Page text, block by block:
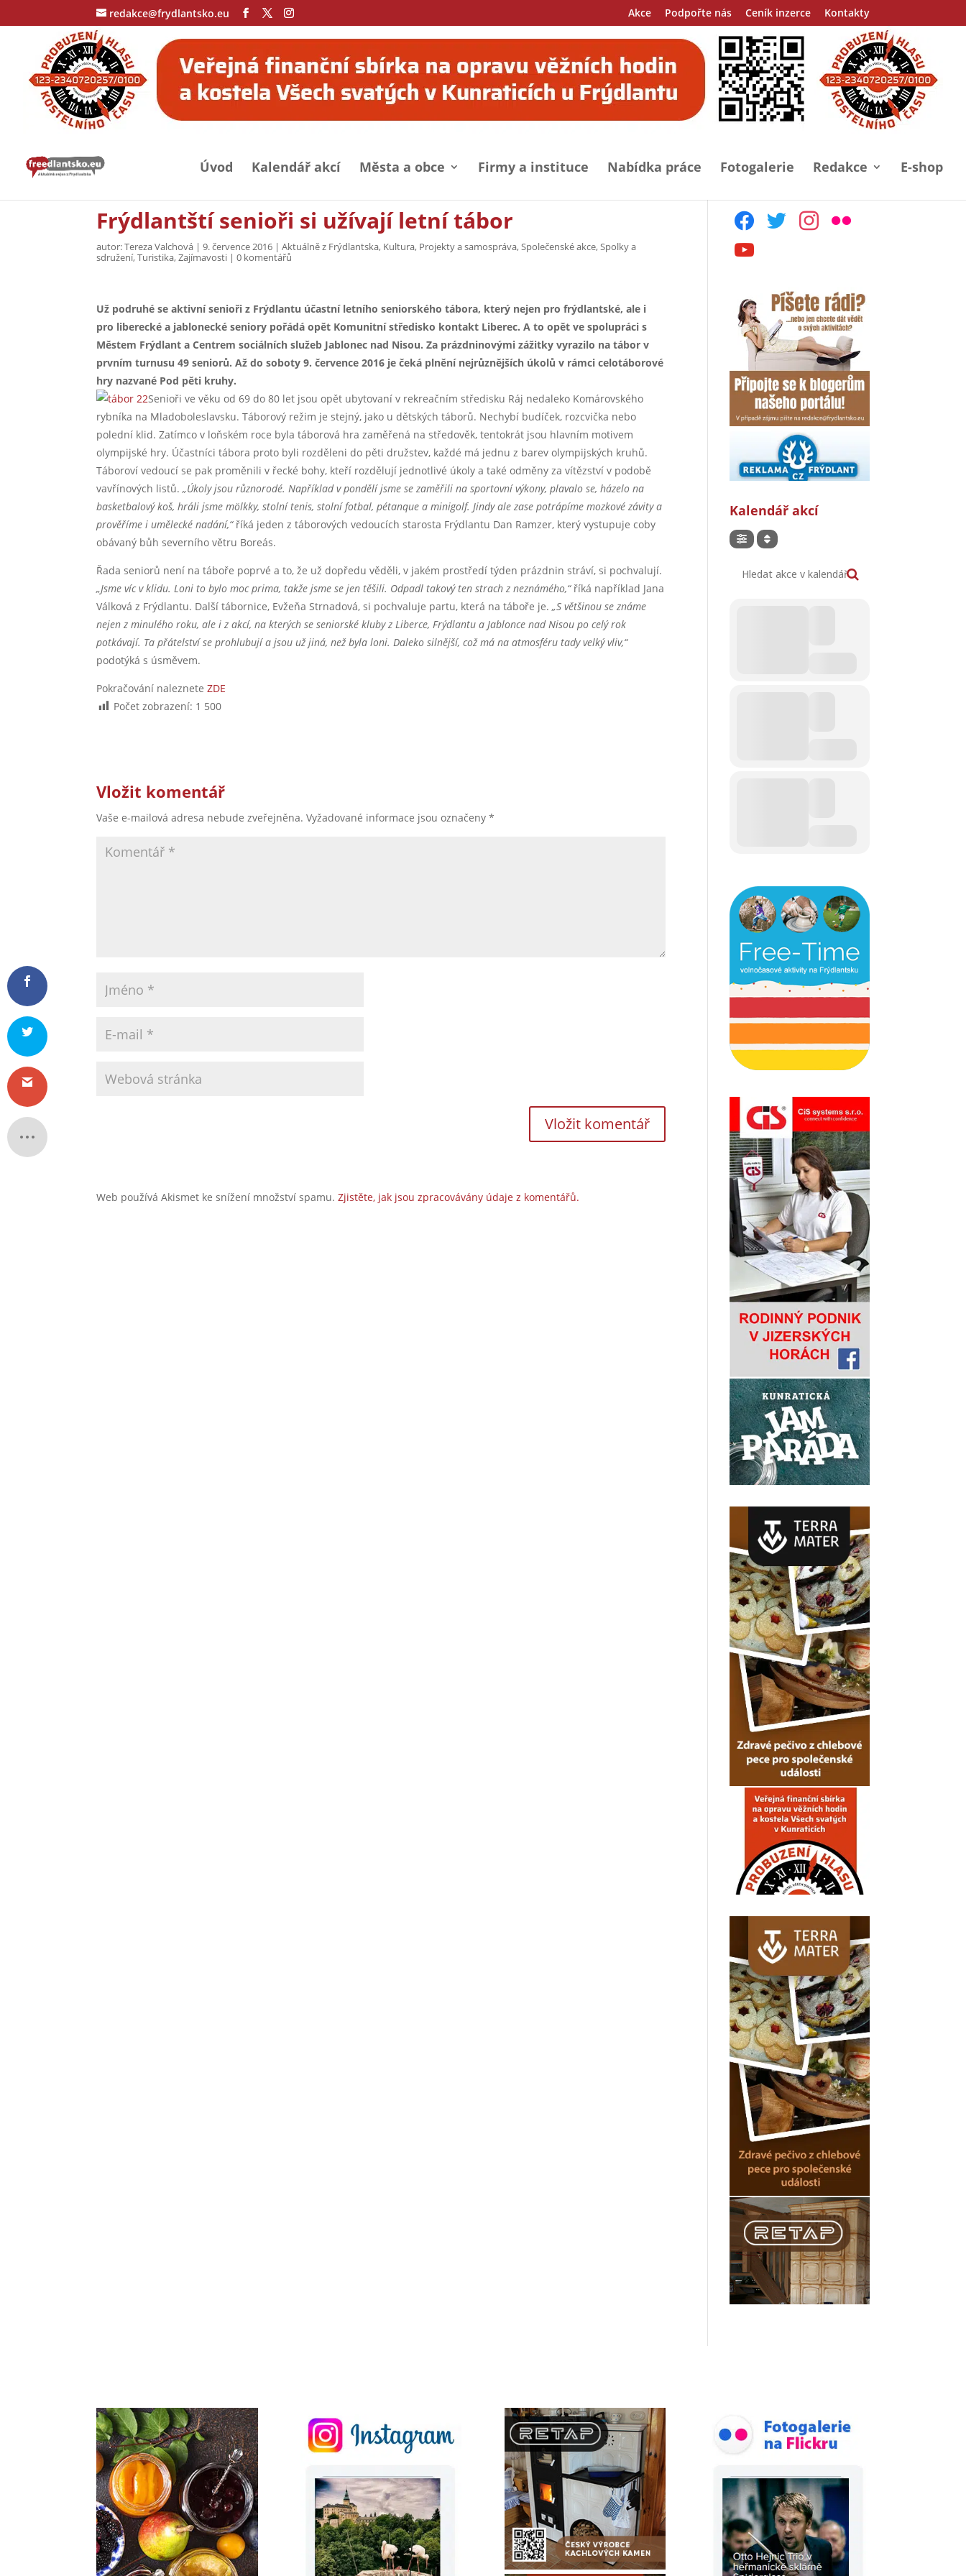
redakce@frydlantsko.eu Akce Podpořte nás Ceník inzerce Kontakty
Úvod Kalendář akcí Města a obce Firmy a instituce Nabídka práce Fotogalerie Redakce E-shop
Frýdlantští senioři si užívají letní tábor
autor:Tereza Valchová |9. července 2016 |Aktuálně z Frýdlantska, Kultura, Projekty a samospráva,Společenské akce,Spolky a
sdružení,Turistika,Zajímavosti |0 komentářů
Už podruhé se aktivní senioři z Frýdlantu účastní letního seniorského tábora, který nejen pro frýdlantské, ale i
pro liberecké a jablonecké seniory pořádá opět Komunitní středisko kontakt Liberec. A to opět ve spolupráci s
Městem Frýdlant a Centrem sociálních služeb Jablonec nad Nisou. Za prázdninovými zážitky vyrazilo na tábor v
prvním turnusu 49 seniorů. Až do soboty 9. července 2016 je čeká plnění nejrůznějších úkolů v rámci celotáborové
hry nazvané Pod pěti kruhy.
Senioři ve věku od 69 do 80 let jsou opět ubytovaní v rekreačním středisku Ráj nedaleko Komárovského
rybníka na Mladoboleslavsku. Táborový režim je stejný, jako u dětských táborů. Nechybí budíček, rozcvička nebo
polední klid. Zatímco v loňském roce byla táborová hra zaměřená na středověk, tentokrát jsou hlavním motivem
olympijské hry. Účastníci tábora proto byli rozděleni do pěti družstev, každé má jednu z barev olympijských kruhů.
Táboroví vedoucí se pak proměnili v řecké bohy, kteří rozdělují jednotlivé úkoly a také odměny za vítězství v podobě
vavřínových listů.„Úkoly jsou různorodé. Například v pondělí jsme se zaměřili na sportovní výkony, plavalo se, házelo na
basketbalový koš, hráli jsme mölkky, stolní tenis, stolní fotbal, pétanque a minigolf.Jindy ale zase potrápíme mozkové závity a
prověříme i umělecké nadání,“říká jeden z táborových vedoucích starosta Frýdlantu Dan Ramzer, který vystupuje coby
obávaný bůh severního větru Boreás.
Řada seniorů není na táboře poprvé a to, že už dopředu věděli, v jakém prostředí týden prázdnin stráví, si pochvalují.
„Jsme víc v klidu. Loni to bylo moc prima, takže jsme se jen těšili. Odpadl takový ten strach z neznámého,“říká například Jana
Válková z Frýdlantu. Další tábornice, Evžeňa Strnadová, si pochvaluje partu, která na táboře je.„S většinou se známe
nejen z minulého roku, ale i z akcí, na kterých se seniorské kluby z Liberce, Frýdlantu a Jablonce nad Nisou po celý rok
potkávají. Ta přátelství se prohlubují a jsou už jiná, než byla loni. Daleko silnější, což má na atmosféru tady velký vliv,“
podotýká s úsměvem.
Pokračování nalezneteZDE
Počet zobrazení: 1 500
Vložit komentář
Vaše e-mailová adresa nebude zveřejněna. Vyžadované informace jsou označeny*
Web používá Akismet ke snížení množství spamu.Zjistěte, jak jsou zpracovávány údaje z komentářů.
facebooktwitter instagram
flickr
youtube
Kalendář akcí